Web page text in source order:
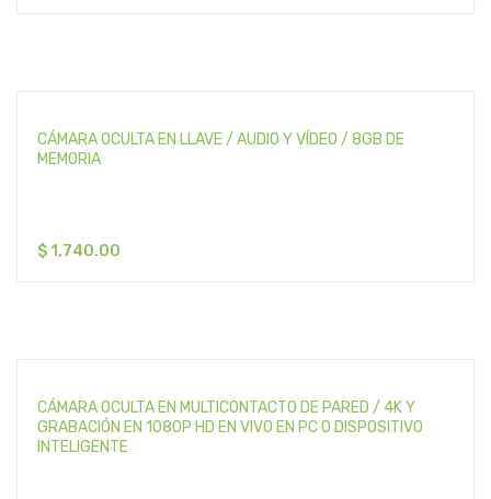
CÁMARA OCULTA EN LLAVE / AUDIO Y VÍDEO / 8GB DE
MEMORIA
$ 1,740.00
CÁMARA OCULTA EN MULTICONTACTO DE PARED / 4K Y
GRABACIÓN EN 1080P HD EN VIVO EN PC O DISPOSITIVO
INTELIGENTE